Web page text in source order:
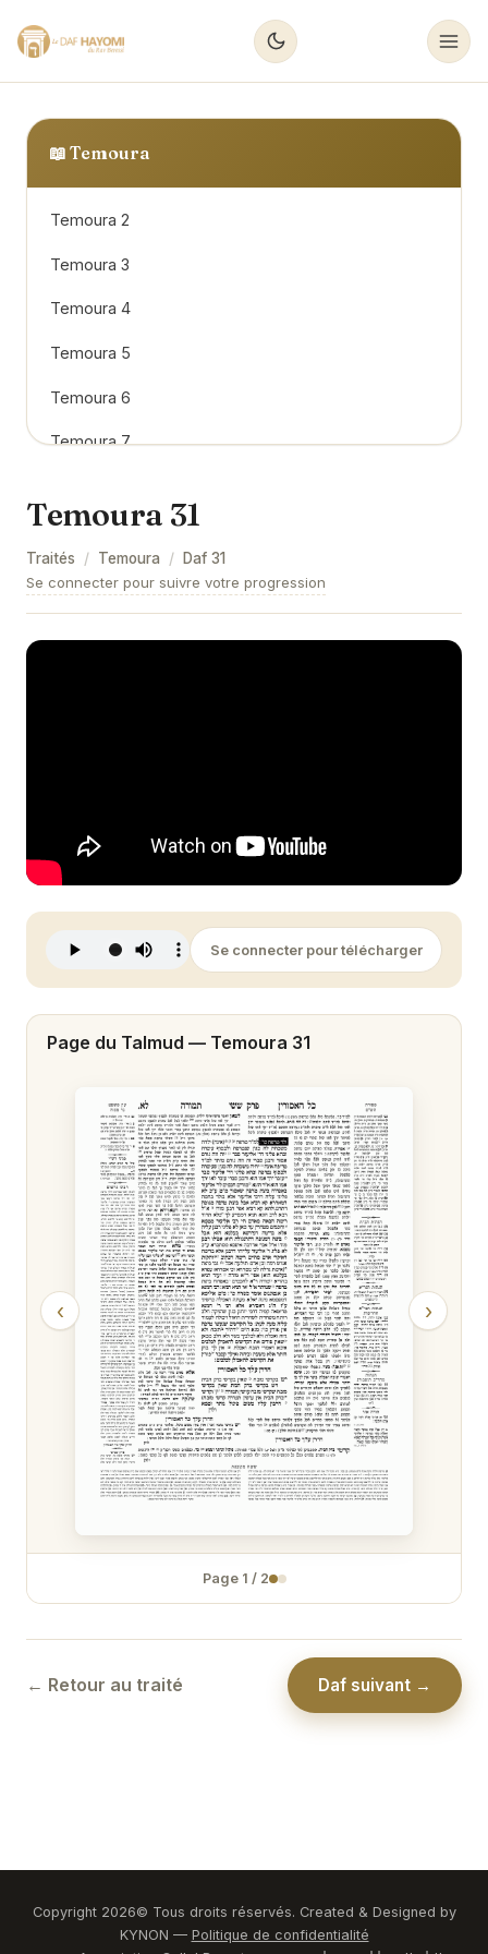
📖 Temoura
Temoura 2
Temoura 3
Temoura 4
Temoura 5
Temoura 6
Temoura 7
Temoura 9
Temoura 10
Temoura 11
Temoura 16
Temoura 17
Temoura 18
Temoura 19
Temoura 20
Temoura 22
Temoura 23
Temoura 24
Temoura 25
Temoura 26
Temoura 27
Temoura 28
Temoura 29
Temoura 30
Temoura 31
Temoura 34
Temoura 31
Traités / Temoura / Daf 31
Se connecter pour suivre votre progression
Se connecter pour télécharger
Page du Talmud — Temoura 31
‹ ›
Page 1 / 2
← Retour au traité Daf suivant →
Copyright 2026© Tous droits réservés. Created & Designed by
KYNON — Politique de confidentialité